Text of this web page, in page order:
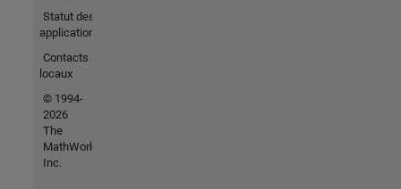
Statut des
applications
Contacts
locaux
© 1994-
2026
The
MathWorks,
Inc.